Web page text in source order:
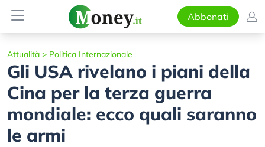
Abbonati
Attualità > Politica Internazionale
Gli USA rivelano i piani della
Cina per la terza guerra
mondiale: ecco quali saranno
le armi